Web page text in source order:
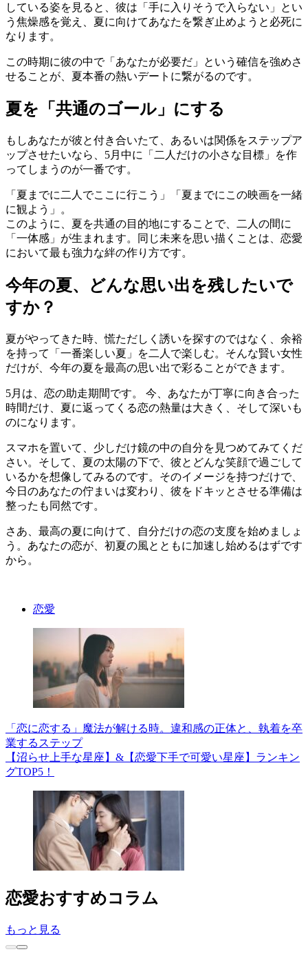
している姿を見ると、彼は「手に入りそうで入らない」とい
う焦燥感を覚え、夏に向けてあなたを繋ぎ止めようと必死に
なります。
この時期に彼の中で「あなたが必要だ」という確信を強めさ
せることが、夏本番の熱いデートに繋がるのです。
夏を「共通のゴール」にする
もしあなたが彼と付き合いたて、あるいは関係をステップア
ップさせたいなら、5月中に「二人だけの小さな目標」を作
ってしまうのが一番です。
「夏までに二人でここに行こう」「夏までにこの映画を一緒
に観よう」。
このように、夏を共通の目的地にすることで、二人の間に
「一体感」が生まれます。同じ未来を思い描くことは、恋愛
において最も強力な絆の作り方です。
今年の夏、どんな思い出を残したいで
すか？
夏がやってきた時、慌ただしく誘いを探すのではなく、余裕
を持って「一番楽しい夏」を二人で楽しむ。そんな賢い女性
だけが、今年の夏を最高の思い出で彩ることができます。
5月は、恋の助走期間です。 今、あなたが丁寧に向き合った
時間だけ、夏に返ってくる恋の熱量は大きく、そして深いも
のになります。
スマホを置いて、少しだけ鏡の中の自分を見つめてみてくだ
さい。そして、夏の太陽の下で、彼とどんな笑顔で過ごして
いるかを想像してみるのです。そのイメージを持つだけで、
今日のあなたの佇まいは変わり、彼をドキッとさせる準備は
整ったも同然です。
さあ、最高の夏に向けて、自分だけの恋の支度を始めましょ
う。あなたの恋が、初夏の風とともに加速し始めるはずです
から。
恋愛
「恋に恋する」魔法が解ける時。違和感の正体と、執着を卒
業するステップ
【沼らせ上手な星座】&【恋愛下手で可愛い星座】ランキン
グTOP5！
恋愛おすすめコラム
もっと見る